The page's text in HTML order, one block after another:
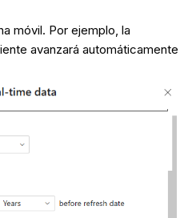
móvil. Por ejemplo, la
avanzará automáticamente